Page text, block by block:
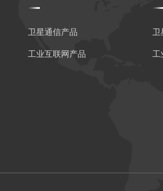
卫星通信产品
工业互联网产品
卫
工